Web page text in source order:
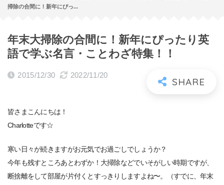
掃除の合間に！新年にぴっ...
年末大掃除の合間に！新年にぴったり英
語で学ぶ名言・ことわざ特集！！
2015/12/30 2022/11/20
皆さまこんにちは！
Charlotteです☆
寒い日々が続きますがお元気でお過ごしでしょうか？
今年も残すところあとわずか！大掃除などでいそがしい時期ですが、
断捨離をして部屋が片付くとすっきりしますよね〜。（すでに、年末